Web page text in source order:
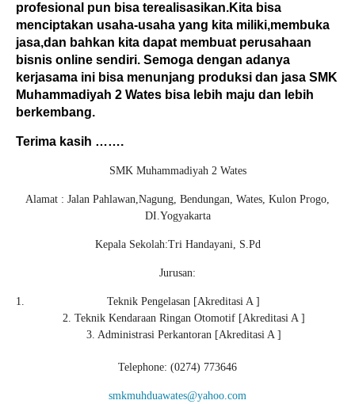
profesional pun bisa terealisasikan.Kita bisa
menciptakan usaha-usaha yang kita miliki,membuka
jasa,dan bahkan kita dapat membuat perusahaan
bisnis online sendiri. Semoga dengan adanya
kerjasama ini bisa menunjang produksi dan jasa SMK
Muhammadiyah 2 Wates bisa lebih maju dan lebih
berkembang.
Terima kasih …….
SMK Muhammadiyah 2 Wates
Alamat : Jalan Pahlawan,Nagung, Bendungan, Wates, Kulon Progo,
DI.Yogyakarta
Kepala Sekolah:Tri Handayani, S.Pd
Jurusan:
Teknik Pengelasan [Akreditasi A ]
2. Teknik Kendaraan Ringan Otomotif [Akreditasi A ]
3. Administrasi Perkantoran [Akreditasi A ]
Telephone: (0274) 773646
smkmuhduawates@yahoo.com